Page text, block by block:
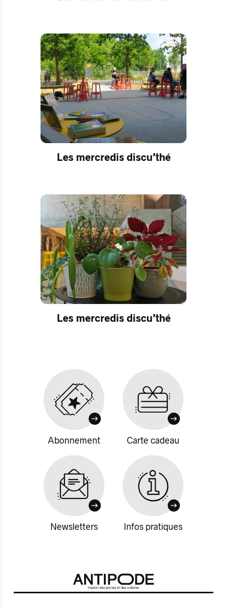
Les mercredis discu’thé
Les mercredis discu’thé
Abonnement Carte cadeau
Newsletters Infos pratiques